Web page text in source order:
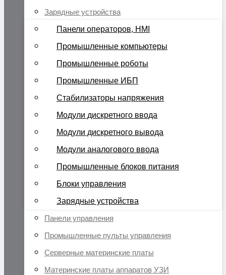
Зарядные устройства
Панели операторов, HMI
Промышленные компьютеры
Промышленные роботы
Промышленные ИБП
Стабилизаторы напряжения
Модули дискретного ввода
Модули дискретного вывода
Модули аналогового ввода
Промышленные блоков питания
Блоки управления
Зарядные устройства
Панели управления
Промышленные пульты управления
Серверные материнские платы
Материнские платы аппаратов УЗИ